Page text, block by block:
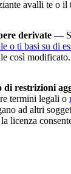
avalli te o il
derivate —
o ti basi su di
così modificato.
di restrizioni
termini legali o
ad altri
licenza